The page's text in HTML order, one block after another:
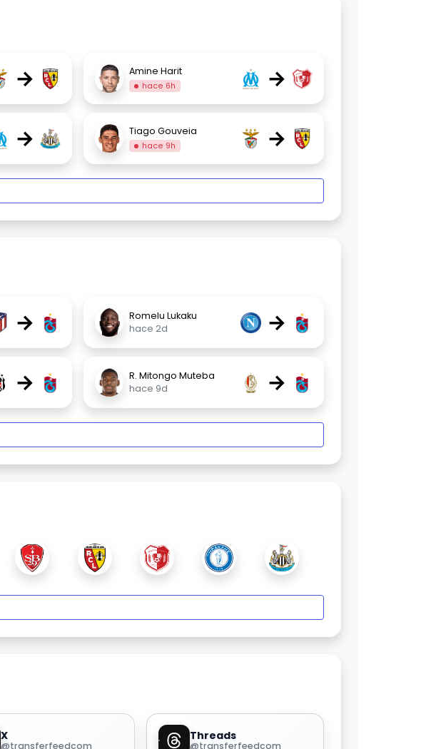
→ Amine Harit
hace 6h →
→ Tiago Gouveia
hace 9h →
→
Romelu Lukaku
hace 2d
→
→
R. Mitongo Muteba
hace 9d
→
X
@transferfeedcom
Threads
@transferfeedcom